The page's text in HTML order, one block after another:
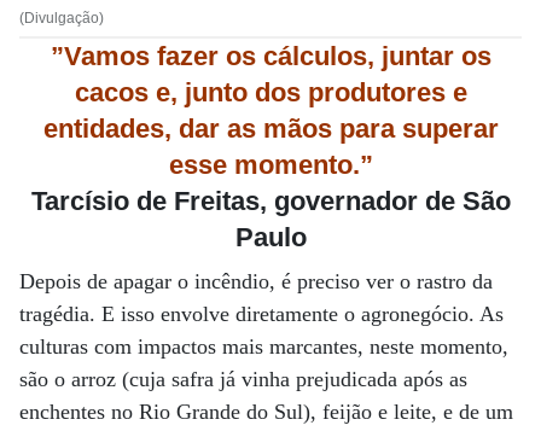
(Divulgação)
”Vamos fazer os cálculos, juntar os
cacos e, junto dos produtores e
entidades, dar as mãos para superar
esse momento.”
Tarcísio de Freitas, governador de São
Paulo
Depois de apagar o incêndio, é preciso ver o rastro da
tragédia. E isso envolve diretamente o agronegócio. As
culturas com impactos mais marcantes, neste momento,
são o arroz (cuja safra já vinha prejudicada após as
enchentes no Rio Grande do Sul), feijão e leite, e de um